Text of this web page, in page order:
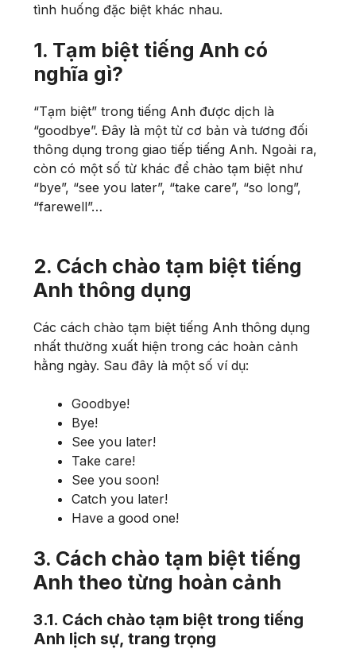
tình huống đặc biệt khác nhau.
1. Tạm biệt tiếng Anh có
nghĩa gì?
“Tạm biệt” trong tiếng Anh được dịch là
“goodbye”. Đây là một từ cơ bản và tương đối
thông dụng trong giao tiếp tiếng Anh. Ngoài ra,
còn có một số từ khác để chào tạm biệt như
“bye”, “see you later”, “take care”, “so long”,
“farewell”…
2. Cách chào tạm biệt tiếng
Anh thông dụng
Các cách chào tạm biệt tiếng Anh thông dụng
nhất thường xuất hiện trong các hoàn cảnh
hằng ngày. Sau đây là một số ví dụ:
Goodbye!
Bye!
See you later!
Take care!
See you soon!
Catch you later!
Have a good one!
3. Cách chào tạm biệt tiếng
Anh theo từng hoàn cảnh
3.1. Cách chào tạm biệt trong tiếng
Anh lịch sự, trang trọng